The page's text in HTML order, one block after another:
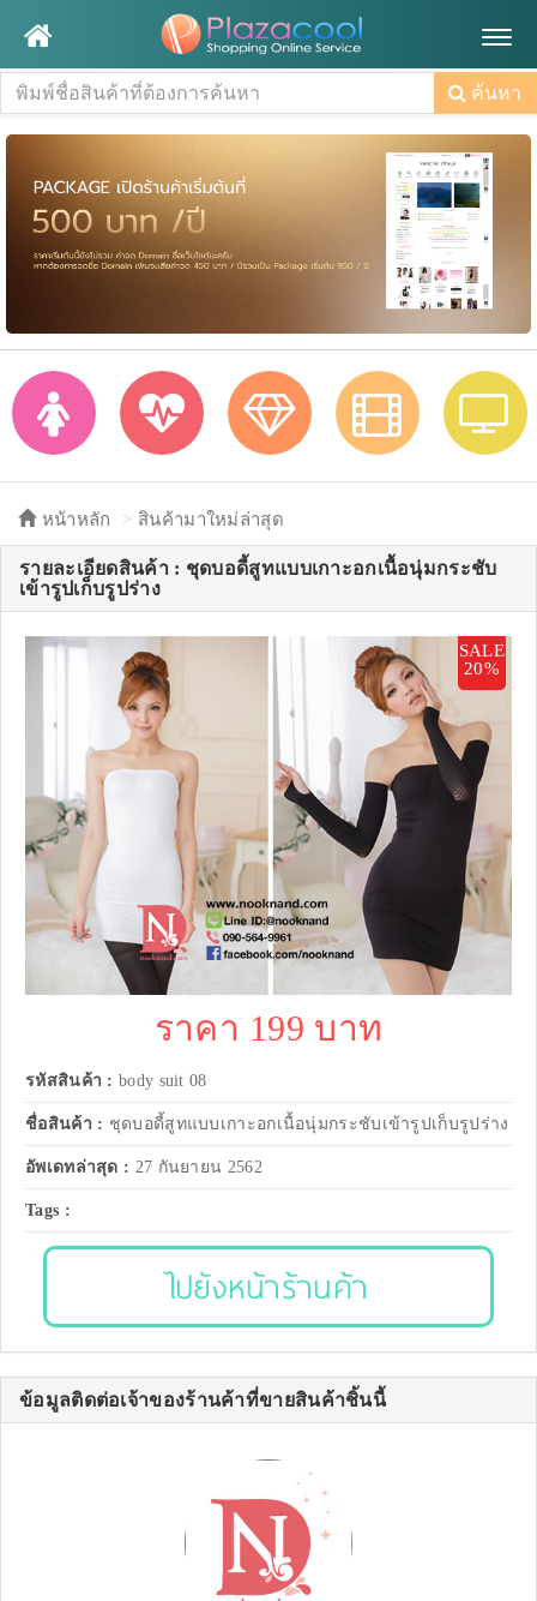
ค้นหา
หน้าหลัก สินค้ามาใหม่ล่าสุด
รายละเอียดสินค้า : ชุดบอดี้สูทแบบเกาะอกเนื้อนุ่มกระชับ
เข้ารูปเก็บรูปร่าง
SALE
20%
ราคา 199 บาท
รหัสสินค้า : body suit 08
ชื่อสินค้า : ชุดบอดี้สูทแบบเกาะอกเนื้อนุ่มกระชับเข้ารูปเก็บรูปร่าง
อัพเดทล่าสุด : 27 กันยายน 2562
Tags :
ไปยังหน้าร้านค้า
ข้อมูลติดต่อเจ้าของร้านค้าที่ขายสินค้าชิ้นนี้